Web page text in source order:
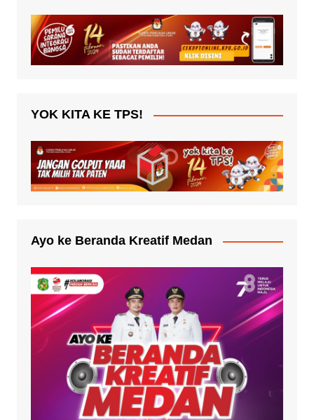
YOK KITA KE TPS!
Ayo ke Beranda Kreatif Medan